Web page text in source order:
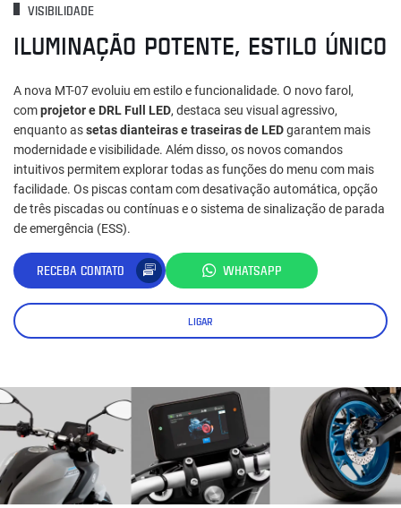
VISIBILIDADE
ILUMINAÇÃO POTENTE, ESTILO ÚNICO
A nova MT-07 evoluiu em estilo e funcionalidade. O novo farol,
comprojetor e DRL Full LED, destaca seu visual agressivo,
enquanto assetas dianteiras e traseiras de LEDgarantem mais
modernidade e visibilidade. Além disso, os novos comandos
intuitivos permitem explorar todas as funções do menu com mais
facilidade. Os piscas contam com desativação automática, opção
de três piscadas ou contínuas e o sistema de sinalização de parada
de emergência (ESS).
RECEBA CONTATO WHATSAPP
LIGAR